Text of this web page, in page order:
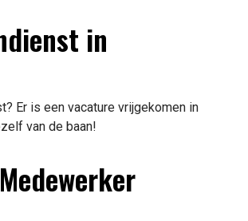
in
Er is een vacature vrijgekomen in
van de baan!